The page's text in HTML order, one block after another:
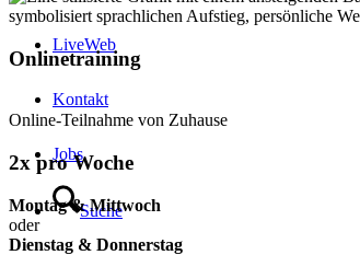
LiveWeb
Kontakt
Jobs
Suche
Onlinetraining
Online-Teilnahme von Zuhause
2x pro Woche
Montag & Mittwoch
oder
Dienstag & Donnerstag